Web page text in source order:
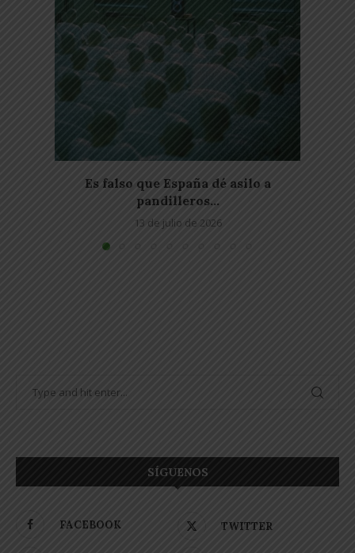
Es falso que España dé asilo a
pandilleros...
13 de julio de 2026
SÍGUENOS
FACEBOOK TWITTER